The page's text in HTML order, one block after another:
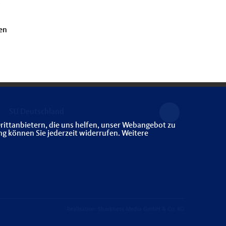
die uns helfen, unser Webangebot zu
können Sie jederzeit widerrufen. Weitere